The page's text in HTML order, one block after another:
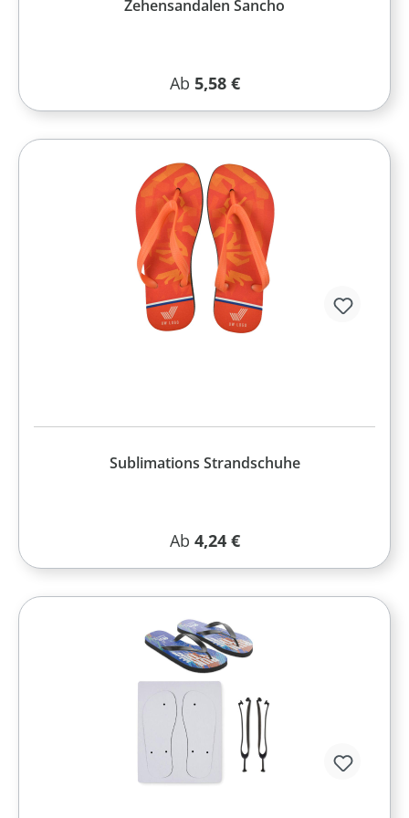
Zehensandalen Sancho
Regulärer Preis:
Ab 5,58 €
Sublimations Strandschuhe
Regulärer Preis:
Ab 4,24 €